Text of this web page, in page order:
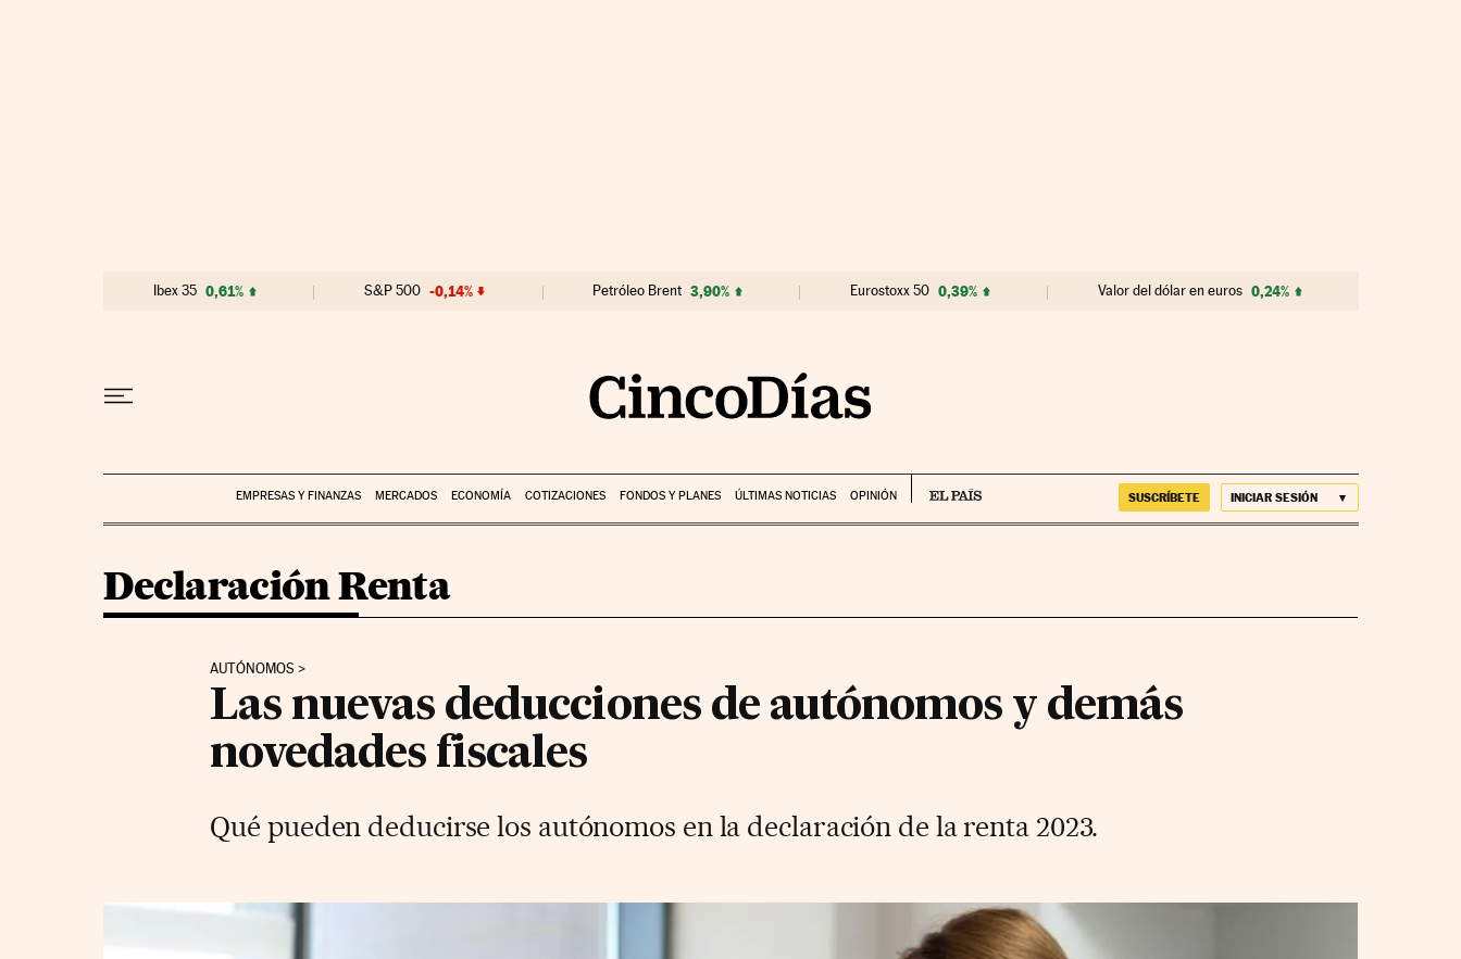
Ibex 35 0,61% S&P 500 -0,14% Petróleo Brent 3,90% Eurostoxx 50 0,39% Valor del dólar en euros 0,24%
EMPRESAS Y FINANZAS MERCADOS ECONOMÍA COTIZACIONES FONDOS Y PLANES ÚLTIMAS NOTICIAS OPINIÓN SUSCRÍBETE INICIAR SESIÓN
Declaración Renta
AUTÓNOMOS
Las nuevas deducciones de autónomos y demás
novedades fiscales
Qué pueden deducirse los autónomos en la declaración de la renta 2023.